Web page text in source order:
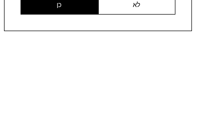
לא כן